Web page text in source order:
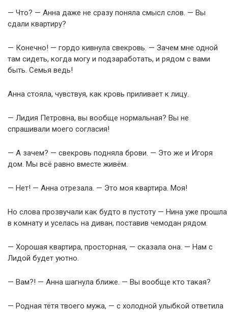
— Что? — Анна даже не сразу поняла смысл слов. — Вы
сдали квартиру?
— Конечно! — гордо кивнула свекровь. — Зачем мне одной
там сидеть, когда могу и подзаработать, и рядом с вами
быть. Семья ведь!
Анна стояла, чувствуя, как кровь приливает к лицу.
— Лидия Петровна, вы вообще нормальная? Вы не
спрашивали моего согласия!
— А зачем? — свекровь подняла брови. — Это же и Игоря
дом. Мы всё равно вместе живём.
— Нет! — Анна отрезала. — Это моя квартира. Моя!
Но слова прозвучали как будто в пустоту — Нина уже прошла
в комнату и уселась на диван, поставив чемодан рядом.
— Хорошая квартира, просторная, — сказала она. — Нам с
Лидой будет уютно.
— Вам?! — Анна шагнула ближе. — Вы вообще кто такая?
— Родная тётя твоего мужа, — с холодной улыбкой ответила